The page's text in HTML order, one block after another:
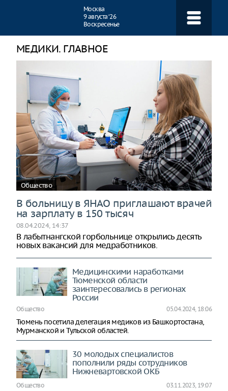
Москва
9 августа ‘26
Воскресенье
МЕДИКИ. ГЛАВНОЕ
Общество
В больницу в ЯНАО приглашают врачей
на зарплату в 150 тысяч
08.04.2024, 14:37
В лабытнангской горбольнице открылись десять
новых вакансий для медработников.
Медицинскими наработками
Тюменской области
заинтересовались в регионах
России
Общество 05.04.2024, 18:06
Тюмень посетила делегация медиков из Башкортостана,
Мурманской и Тульской областей.
30 молодых специалистов
пополнили ряды сотрудников
Нижневартовской ОКБ
Общество 03.11.2023, 19:07